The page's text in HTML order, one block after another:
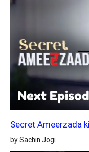
Secret Ameerzada
by Sachin Jogi